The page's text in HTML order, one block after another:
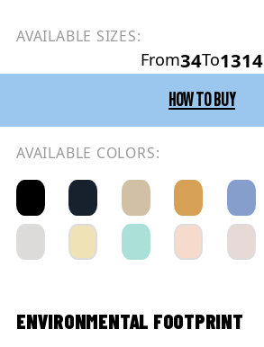
AVAILABLE SIZES:
From34To1314
HOW TO BUY
AVAILABLE COLORS:
ENVIRONMENTAL FOOTPRINT